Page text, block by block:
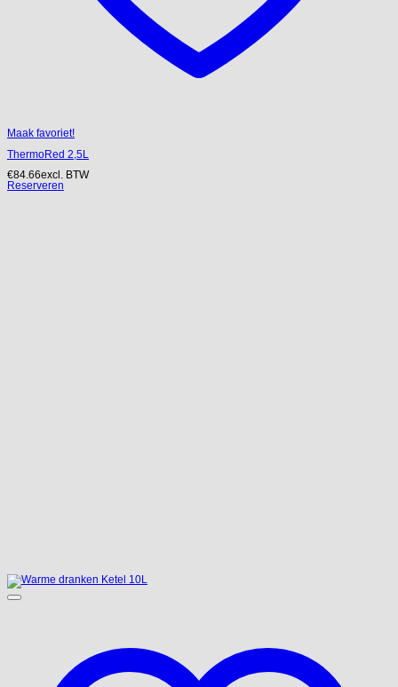
Maak favoriet!
ThermoRed 2,5L
€84.66excl. BTW
Reserveren